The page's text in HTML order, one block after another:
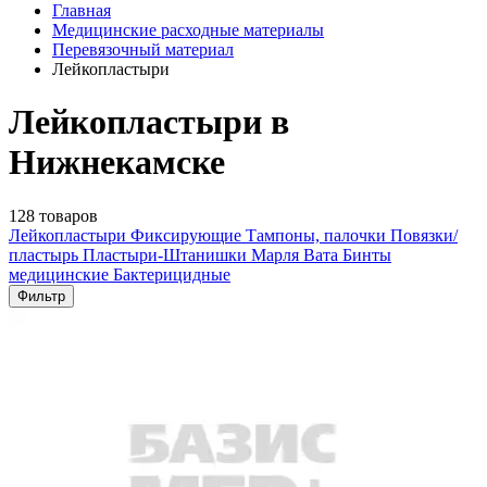
Главная
Медицинские расходные материалы
Перевязочный материал
Лейкопластыри
Лейкопластыри в
Нижнекамске
128 товаров
Лейкопластыри Фиксирующие Тампоны, палочки Повязки/
пластырь Пластыри-Штанишки Марля Вата Бинты
медицинские Бактерицидные
Фильтр